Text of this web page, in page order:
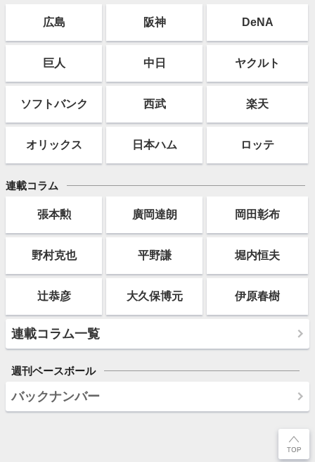
広島 阪神 DeNA
巨人 中日 ヤクルト
ソフト バンク 西武 楽天
オリックス 日本ハム ロッテ
連載コラム
張本勲 廣岡達朗 岡田彰布
野村克也 平野謙 堀内恒夫
辻恭彦 大久保博元 伊原春樹
連載コラム一覧
週刊ベースボール
バックナンバー